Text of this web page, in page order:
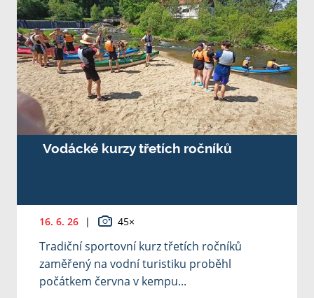
Vodácké kurzy třetích ročníků
16. 6. 26 | 45×
Tradiční sportovní kurz třetích ročníků
zaměřený na vodní turistiku proběhl
počátkem června v kempu...